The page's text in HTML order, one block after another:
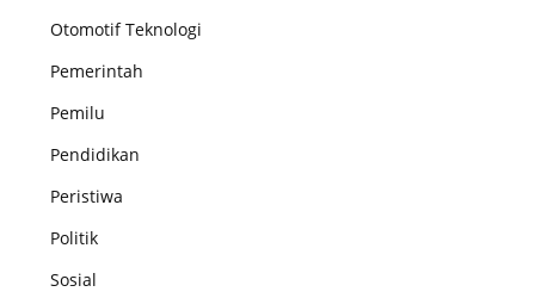
Otomotif Teknologi
Pemerintah
Pemilu
Pendidikan
Peristiwa
Politik
Sosial